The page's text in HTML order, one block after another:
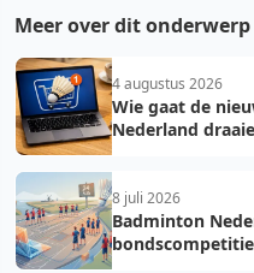
Meer over dit onderwerp
4 augustus 2026
Wie gaat de
Nederland
8 juli 2026
Badminton